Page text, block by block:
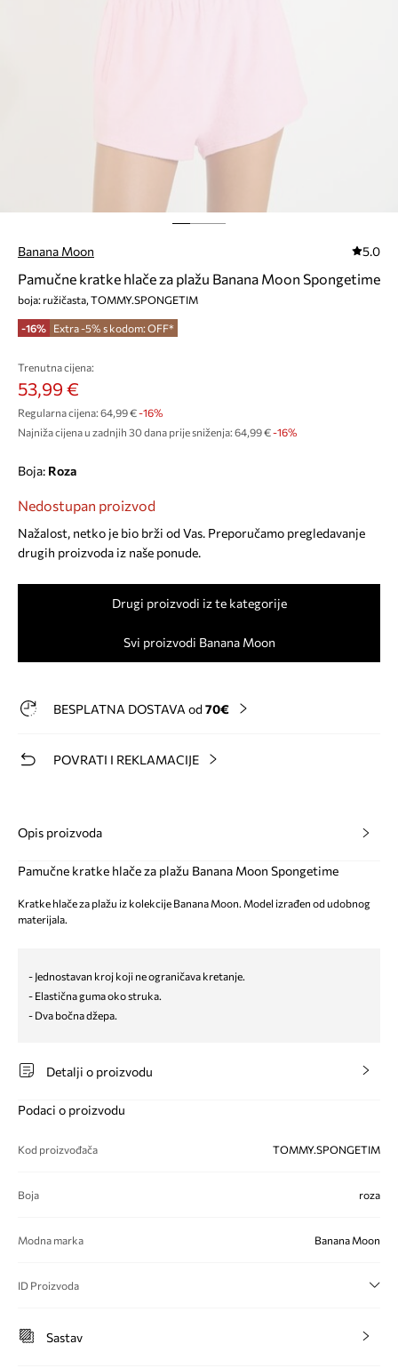
Banana Moon 5.0
Pamučne kratke hlače za plažu Banana Moon Spongetime
boja: ružičasta, TOMMY.SPONGETIM
-16% Extra -5% s kodom: OFF*
Trenutna cijena:
53,99 €
Regularna cijena: 64,99 €-16%
Najniža cijena u zadnjih 30 dana prije sniženja: 64,99 € -16%
Boja: roza
Nedostupan proizvod
Nažalost, netko je bio brži od Vas. Preporučamo pregledavanje
drugih proizvoda iz naše ponude.
Drugi proizvodi iz te kategorije
Svi proizvodi Banana Moon
BESPLATNA DOSTAVA od 70€
POVRATI I REKLAMACIJE
Opis proizvoda
Pamučne kratke hlače za plažu Banana Moon Spongetime
Kratke hlače za plažu iz kolekcije Banana Moon. Model izrađen od udobnog
materijala.
- Jednostavan kroj koji ne ograničava kretanje.
- Elastična guma oko struka.
- Dva bočna džepa.
Detalji o proizvodu
Podaci o proizvodu
Kod proizvođača TOMMY.SPONGETIM
Boja roza
Modna marka Banana Moon
ID Proizvoda
Sastav